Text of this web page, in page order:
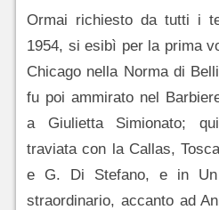
Ormai richiesto da tutti i
1954, si esibì per la prima
Chicago nella Norma di
fu poi ammirato nel
a Giulietta Simionato;
traviata con la Callas,
e G. Di Stefano, e in Un
straordinario, accanto ad